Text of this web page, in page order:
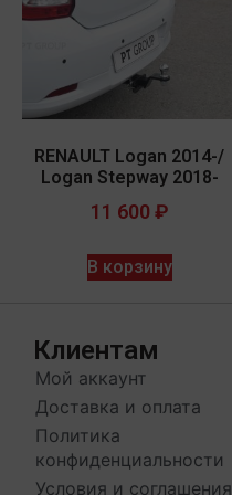
RENAULT Logan 2014-/
Logan Stepway 2018-
11 600 ₽
В корзину
Клиентам
Мой аккаунт
Доставка и оплата
Политика
конфиденциальности
Условия и соглашения